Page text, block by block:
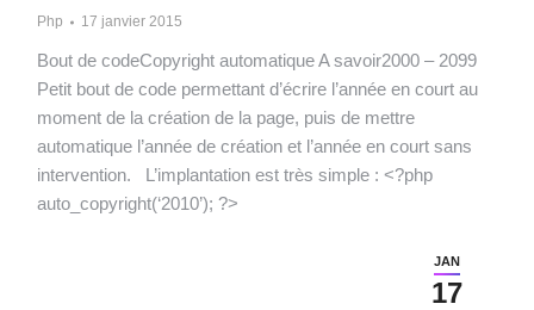
Php 17 janvier 2015
Bout de codeCopyright automatique A savoir2000 – 2099
Petit bout de code permettant d’écrire l’année en court au
moment de la création de la page, puis de mettre
automatique l’année de création et l’année en court sans
intervention. L’implantation est très simple : <?php
auto_copyright(‘2010’); ?>
JAN
17